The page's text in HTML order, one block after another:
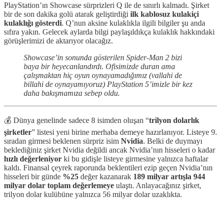
PlayStation’ın Showcase sürprizleri Q ile de sınırlı kalmadı. Şirket
bir de son dakika golü atarak geliştirdiği ilk kablosuz kulakiçi
kulaklığı gösterdi. Q’nun aksine kulaklıkla ilgili bilgiler şu anda
sıfıra yakın. Gelecek aylarda bilgi paylaşıldıkça kulaklık hakkındaki
görüşlerimizi de aktarıyor olacağız.
Showcase’in sonunda gösterilen Spider-Man 2 bizi
baya bir heyecanlandırdı. Ofisimizde duran ama
çalışmaktan hiç oyun oynayamadığımız (vallahi de
billahi de oynayamıyoruz) PlayStation 5’imizle bir kez
daha bakışmamıza sebep oldu.
💰 Dünya genelinde sadece 8 isimden oluşan “trilyon dolarlık
şirketler” listesi yeni birine merhaba demeye hazırlanıyor. Listeye 9.
sıradan girmesi beklenen sürpriz isim Nvidia. Belki de duymayı
beklediğiniz şirket Nvidia değildi ancak Nvidia’nın hisseleri o kadar
hızlı değerleniyor ki bu gidişle listeye girmesine yalnızca haftalar
kaldı. Finansal çeyrek raporunda beklentileri ezip geçen Nvidia’nın
hisseleri bir günde %25 değer kazanarak 189 milyar artışla 944
milyar dolar toplam değerlemeye ulaştı. Anlayacağınız şirket,
trilyon dolar kulübüne yalnızca 56 milyar dolar uzaklıkta.